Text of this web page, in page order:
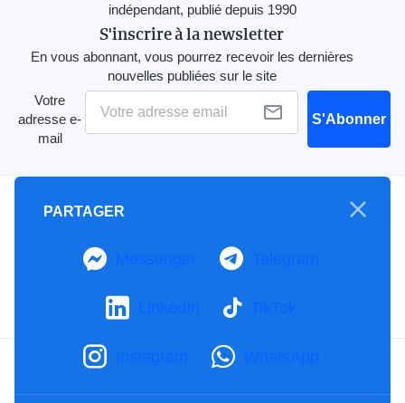
indépendant, publié depuis 1990
S'inscrire à la newsletter
En vous abonnant, vous pourrez recevoir les dernières
nouvelles publiées sur le site
Votre
adresse e-
mail
S'Abonner
A propos
Notre Charte
Contactez-nous
PARTAGER
Messenger Telegram
LinkedIn TikTok
Instagram WhatsApp